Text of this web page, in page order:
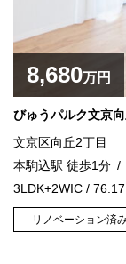
8,680万円
びゅうパルク文京
文京区向丘2丁目
本駒込駅 徒歩1分
3LDK+2WIC / 76.17
リノベーション済